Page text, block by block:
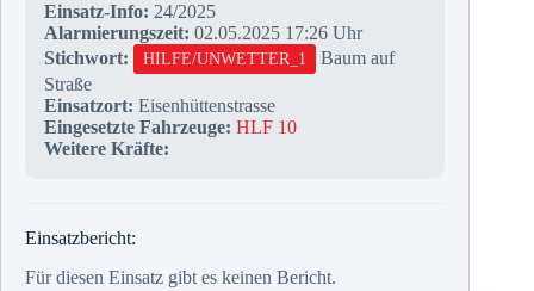
Einsatz-Info: 24/2025
Alarmierungszeit: 02.05.2025 17:26 Uhr
Stichwort:
HILFE/UNWETTER_1
Baum auf
Straße
Einsatzort: Eisenhüttenstrasse
Eingesetzte Fahrzeuge: HLF 10
Weitere Kräfte:
Einsatzbericht:
Für diesen Einsatz gibt es keinen Bericht.